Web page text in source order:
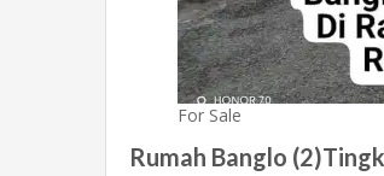
For Sale
Rumah Banglo